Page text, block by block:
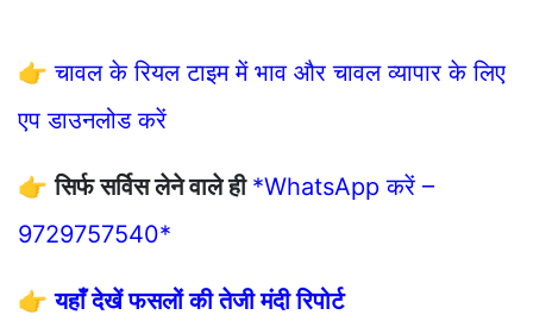
👉चावल के रियल टाइम में भाव और चावल व्यापार के लिए
एप डाउनलोड करें
👉सिर्फ सर्विस लेने वाले ही *WhatsApp करें –
9729757540*
👉यहाँ देखें फसलों की तेजी मंदी रिपोर्ट